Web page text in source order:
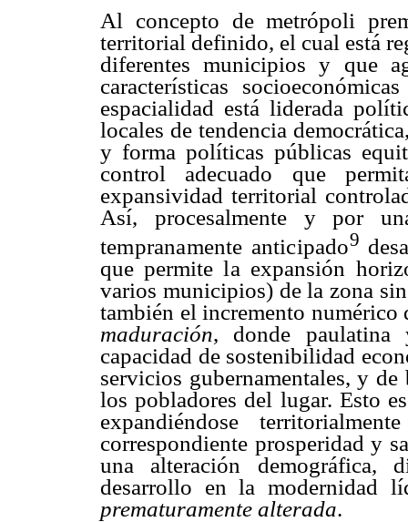
Al concepto de metrópoli
territorial definido, el cual está
diferentes municipios y que
características
espacialidad está liderada
locales de tendencia
y forma políticas públicas
control adecuado que
expansividad territorial
Así, procesalmente y por
tempranamente anticipado9
que permitela expansión
varios municipios) de la zona
también el incremento numérico
maduración, donde paulatina
capacidad de sostenibilidad
servicios gubernamentales, y
los pobladores del lugar. Esto
expandiéndose
correspondiente prosperidad y
una alteración demográfica,
desarrollo en la modernidad
prematuramente alterada.